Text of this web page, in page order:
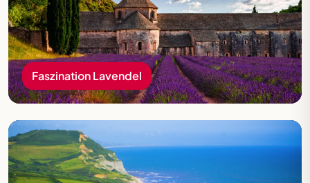
Faszination Lavendel
Rund um den Ärmelkanal